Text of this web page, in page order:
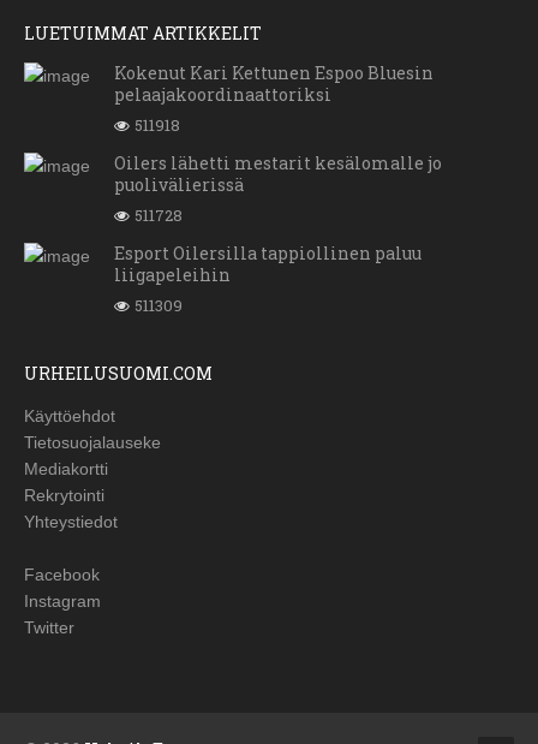
LUETUIMMAT ARTIKKELIT
Kokenut Kari Kettunen Espoo Bluesin
pelaajakoordinaattoriksi
511918
Oilers lähetti mestarit kesälomalle jo
puolivälierissä
511728
Esport Oilersilla tappiollinen paluu
liigapeleihin
511309
URHEILUSUOMI.COM
Käyttöehdot
Tietosuojalauseke
Mediakortti
Rekrytointi
Yhteystiedot
Facebook
Instagram
Twitter